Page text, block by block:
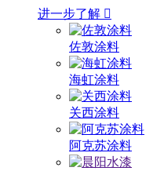
进一步了解 
佐敦涂料
海虹涂料
关西涂料
阿克苏涂料